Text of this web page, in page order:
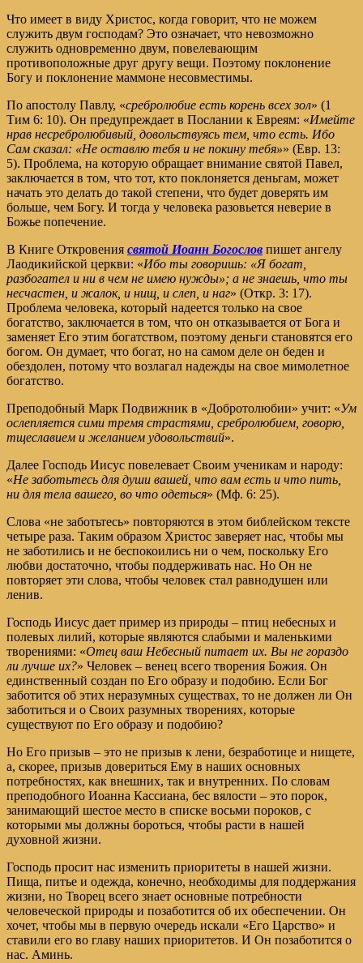
Что имеет в виду Христос, когда говорит, что не можем
служить двум господам? Это означает, что невозможно
служить одновременно двум, повелевающим
противоположные друг другу вещи. Поэтому поклонение
Богу и поклонение маммоне несовместимы.
По апостолу Павлу, «сребролюбие есть корень всех зол» (1
Тим 6: 10). Он предупреждает в Послании к Евреям: «Имейте
нрав несребролюбивый, довольствуясь тем, что есть. Ибо
Сам сказал: «Не оставлю тебя и не покину тебя»» (Евр. 13:
5). Проблема, на которую обращает внимание святой Павел,
заключается в том, что тот, кто поклоняется деньгам, может
начать это делать до такой степени, что будет доверять им
больше, чем Богу. И тогда у человека разовьется неверие в
Божье попечение.
В Книге Откровения святой Иоанн Богослов пишет ангелу
Лаодикийской церкви: «Ибо ты говоришь: «Я богат,
разбогател и ни в чем не имею нужды»; а не знаешь, что ты
несчастен, и жалок, и нищ, и слеп, и наг» (Откр. 3: 17).
Проблема человека, который надеется только на свое
богатство, заключается в том, что он отказывается от Бога и
заменяет Его этим богатством, поэтому деньги становятся его
богом. Он думает, что богат, но на самом деле он беден и
обездолен, потому что возлагал надежды на свое мимолетное
богатство.
Преподобный Марк Подвижник в «Добротолюбии» учит: «Ум
ослепляется сими тремя страстями, сребролюбием, говорю,
тщеславием и желанием удовольствий».
Далее Господь Иисус повелевает Своим ученикам и народу:
«Не заботьтесь для души вашей, что вам есть и что пить,
ни для тела вашего, во что одеться» (Мф. 6: 25).
Слова «не заботьтесь» повторяются в этом библейском тексте
четыре раза. Таким образом Христос заверяет нас, чтобы мы
не заботились и не беспокоились ни о чем, поскольку Его
любви достаточно, чтобы поддерживать нас. Но Он не
повторяет эти слова, чтобы человек стал равнодушен или
ленив.
Господь Иисус дает пример из природы – птиц небесных и
полевых лилий, которые являются слабыми и маленькими
творениями: «Отец ваш Небесный питает их. Вы не гораздо
ли лучше их?» Человек – венец всего творения Божия. Он
единственный создан по Его образу и подобию. Если Бог
заботится об этих неразумных существах, то не должен ли Он
заботиться и о Своих разумных творениях, которые
существуют по Его образу и подобию?
Но Его призыв – это не призыв к лени, безработице и нищете,
а, скорее, призыв довериться Ему в наших основных
потребностях, как внешних, так и внутренних. По словам
преподобного Иоанна Кассиана, бес вялости – это порок,
занимающий шестое место в списке восьми пороков, с
которыми мы должны бороться, чтобы расти в нашей
духовной жизни.
Господь просит нас изменить приоритеты в нашей жизни.
Пища, питье и одежда, конечно, необходимы для поддержания
жизни, но Творец всего знает основные потребности
человеческой природы и позаботится об их обеспечении. Он
хочет, чтобы мы в первую очередь искали «Его Царство» и
ставили его во главу наших приоритетов. И Он позаботится о
нас. Аминь.